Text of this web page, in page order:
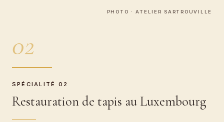
PHOTO · ATELIER SARTROUVILLE
02
SPÉCIALITÉ 02
Restauration de tapis au Luxembourg